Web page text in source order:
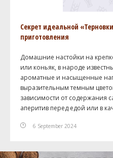
Секрет идеальной
приготовления
Домашние настойки на
или коньяк, в народе
ароматные и насыщенные
выразительным темным
зависимости от содержания
аперитив перед едой или в
6 September 2024